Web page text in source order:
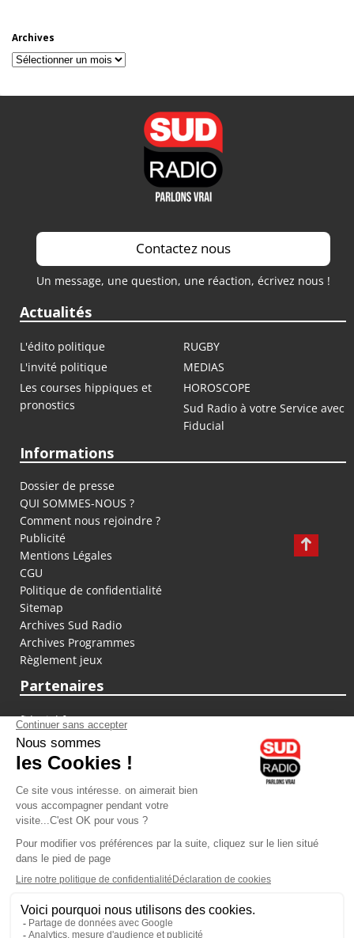
Archives
Archives
Contactez nous
Un message, une question, une réaction, écrivez nous !
Actualités
L'édito politique
RUGBY
L'invité politique
MEDIAS
Les courses hippiques et
pronostics
HOROSCOPE
Sud Radio à votre Service avec
Fiducial
Informations
Dossier de presse
QUI SOMMES-NOUS ?
Comment nous rejoindre ?
Publicité
Mentions Légales
CGU
Politique de confidentialité
Sitemap
Archives Sud Radio
Archives Programmes
Règlement jeux
Partenaires
fiducial.fr
lyoncapitale.fr
olympique-et-lyonnais.com
L'application Iphone / Android
Téléchargez l'application
Les cookies
Gestion des cookies